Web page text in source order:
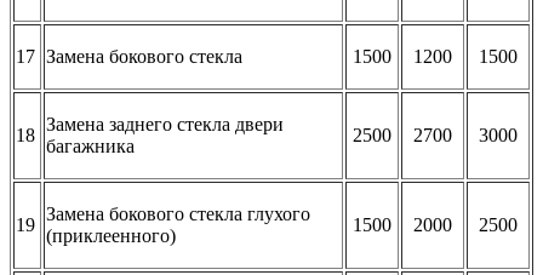
17 Замена бокового стекла 1500 1200 1500
18
Замена заднего стекла двери
багажника
2500 2700 3000
19
Замена бокового стекла глухого
(приклеенного)
1500 2000 2500